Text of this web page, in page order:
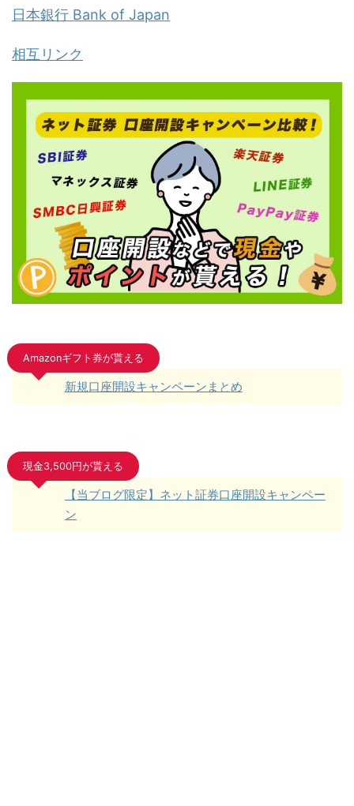
日本銀行 Bank of Japan
相互リンク
Amazonギフト券が貰える
新規口座開設キャンペーンまとめ
現金3,500円が貰える
【当ブログ限定】ネット証券口座開設キャンペー
ン